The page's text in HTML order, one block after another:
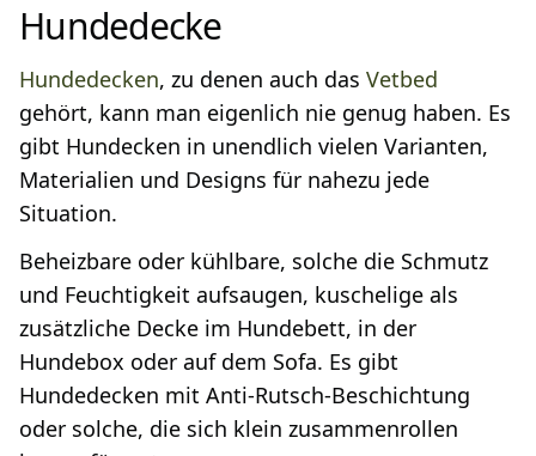
Hundedecke
Hundedecken, zu denen auch das Vetbed
gehört, kann man eigenlich nie genug haben. Es
gibt Hundecken in unendlich vielen Varianten,
Materialien und Designs für nahezu jede
Situation.
Beheizbare oder kühlbare, solche die Schmutz
und Feuchtigkeit aufsaugen, kuschelige als
zusätzliche Decke im Hundebett, in der
Hundebox oder auf dem Sofa. Es gibt
Hundedecken mit Anti-Rutsch-Beschichtung
oder solche, die sich klein zusammenrollen